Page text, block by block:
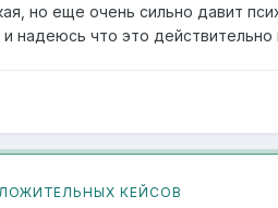
но еще очень сильно давит
надеюсь что это
КЕЙСОВ